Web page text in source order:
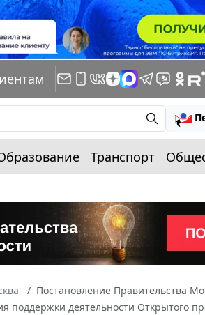
Транспорт
Постановление Правительства
деятельности Открытого